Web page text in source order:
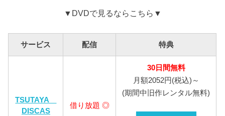
▼DVDで見るならこちら▼
サービス 配信 特典
TSUTAYA
DISCAS
借り放題 ◎
30日間無料
月額2052円(税込)～
(期間中旧作レンタル無料)